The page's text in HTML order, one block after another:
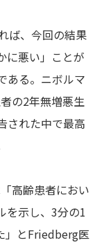
ば、今回の結果
に悪い」ことが
ある。ニボルマ
の2年無増悪生
された中で最高
高齢患者におい
を示し、3分の1
」とFriedberg医